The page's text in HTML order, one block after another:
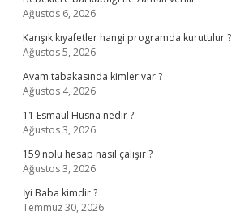
Ağustos 6, 2026
Karışık kıyafetler hangi programda kurutulur ?
Ağustos 5, 2026
Avam tabakasında kimler var ?
Ağustos 4, 2026
11 Esmaül Hüsna nedir ?
Ağustos 3, 2026
159 nolu hesap nasıl çalışır ?
Ağustos 3, 2026
İyi Baba kimdir ?
Temmuz 30, 2026